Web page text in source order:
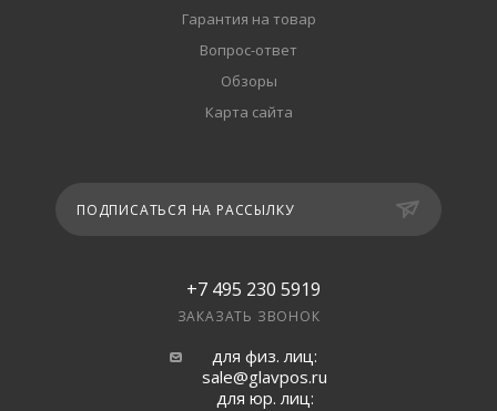
Гарантия на товар
Вопрос-ответ
Обзоры
Карта сайта
ПОДПИСАТЬСЯ НА РАССЫЛКУ
+7 495 230 5919
ЗАКАЗАТЬ ЗВОНОК
для физ. лиц:
sale@glavpos.ru
для юр. лиц: